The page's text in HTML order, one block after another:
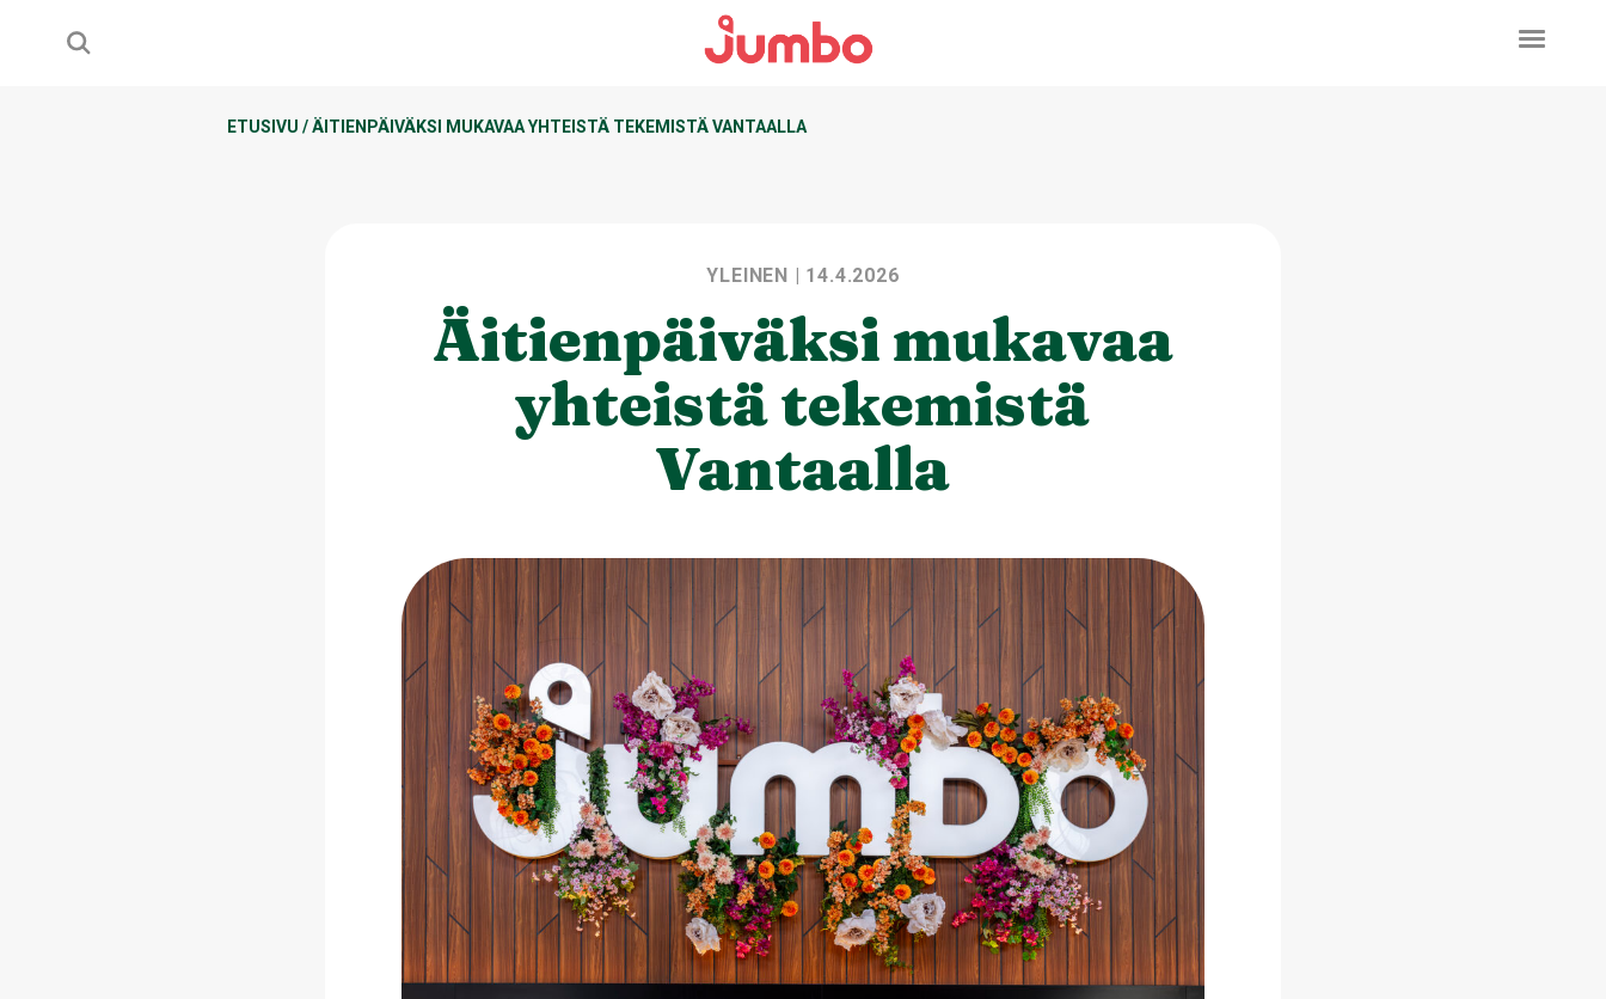
ETUSIVU /ÄITIENPÄIVÄKSI MUKAVAA YHTEISTÄ TEKEMISTÄ VANTAALLA
YLEINEN | 14.4.2026
Äitienpäiväksi mukavaa
yhteistä tekemistä
Vantaalla